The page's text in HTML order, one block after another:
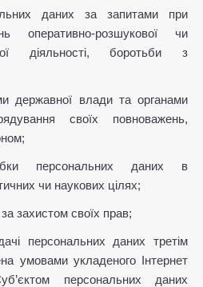
даних за запитами при
оперативно-розшукової чи
діяльності, боротьби з
державної влади та органами
своїх повноважень,
персональних даних в
чи наукових цілях;
захистом своїх прав;
персональних даних третім
умовами укладеного Інтернет
персональних даних